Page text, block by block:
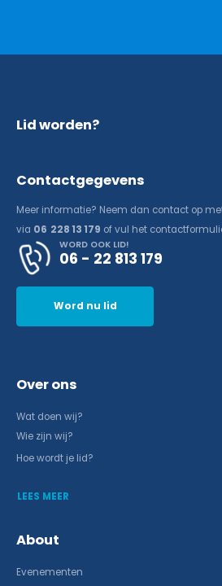
Lid worden?
Contactgegevens
Meer informatie? Neem dan contact op
via 06 228 13 179 of vul het
WORD OOK LID!
06 - 22 813 179
Word nu lid
Over ons
Wat doen wij?
Wie zijn wij?
Hoe wordt je lid?
LEES MEER
About
Evenementen